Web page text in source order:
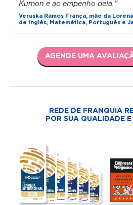
Kumon e ao empenho dela."
Veruska Ramos França, mãe da
de Inglês, Matemática, Português e
AGENDE UMA
REDE DE FRANQUIA
POR SUA QUALIDADE